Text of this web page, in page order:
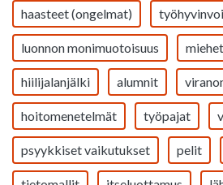
haasteet (ongelmat)
luonnon monimuotoisuus miehet
hiilijalanjälki alumnit
hoitomenetelmät työpajat
psyykkiset vaikutukset pelit